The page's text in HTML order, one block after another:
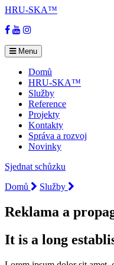
HRU-SKA™
Facebook
YouTube
Instagram
Menu
Domů
HRU-SKA™
Služby
Reference
Projekty
Kontakty
Správa a rozvoj
Novinky
Sjednat schůzku
Domů
Služby
Reklama a
It is a long